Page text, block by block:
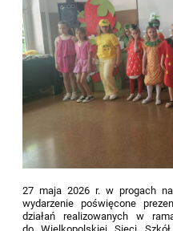
27 maja 2026 r. w progach
wydarzenie poświęcone
działań realizowanych w